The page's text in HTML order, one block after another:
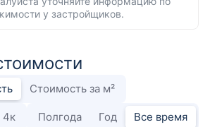
у застройщиков.
Стоимость за м²
4к Полгода Год Все время